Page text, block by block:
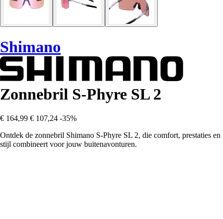
Shimano
Zonnebril S-Phyre SL 2
€ 164,99 € 107,24 -35%
Ontdek de zonnebril Shimano S-Phyre SL 2, die comfort, prestaties en
stijl combineert voor jouw buitenavonturen.